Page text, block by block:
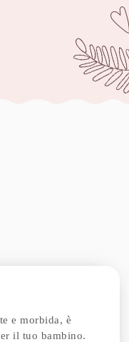
e morbida, è
il tuo bambino.